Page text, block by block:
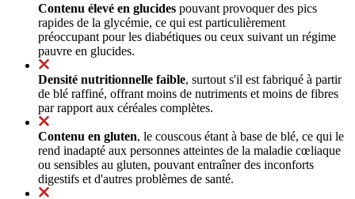
Contenu élevé en glucides pouvant provoquer des pics
rapides de la glycémie, ce qui est particulièrement
préoccupant pour les diabétiques ou ceux suivant un régime
pauvre en glucides.
Densité nutritionnelle faible, surtout s'il est fabriqué à partir
de blé raffiné, offrant moins de nutriments et moins de fibres
par rapport aux céréales complètes.
Contenu en gluten, le couscous étant à base de blé, ce qui le
rend inadapté aux personnes atteintes de la maladie cœliaque
ou sensibles au gluten, pouvant entraîner des inconforts
digestifs et d'autres problèmes de santé.